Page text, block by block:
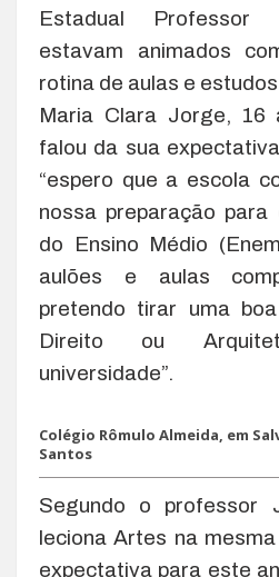
Estadual Professor
estavam animados
rotina de aulas e
Maria Clara Jorge, 16
falou da sua
“espero que a escola
nossa preparação para
do Ensino Médio
aulões e aulas
pretendo tirar uma
Direito ou
universidade”.
Colégio Rômulo Almeida, em
Santos
Segundo o professor
leciona Artes na
expectativa para este